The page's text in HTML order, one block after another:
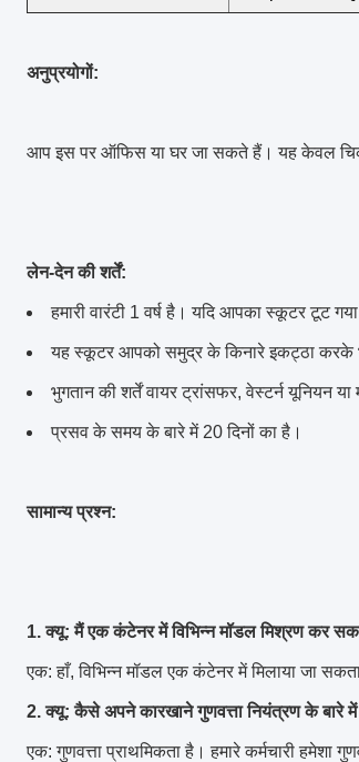
अनुप्रयोगों:
आप इस पर ऑफिस या घर जा सकते हैं। यह केवल
लेन-देन की शर्तें:
हमारी वारंटी 1 वर्ष है। यदि आपका स्कूटर टूट
यह स्कूटर आपको समुद्र के किनारे इकट्ठा करके
भुगतान की शर्तें वायर ट्रांसफर, वेस्टर्न यूनियन या
प्रसव के समय के बारे में 20 दिनों का है।
सामान्य प्रश्न:
1. क्यू: मैं एक कंटेनर में विभिन्न मॉडल मिश्रण कर
एक: हाँ, विभिन्न मॉडल एक कंटेनर में मिलाया जा
2. क्यू: कैसे अपने कारखाने गुणवत्ता नियंत्रण के बारे में
एक: गुणवत्ता प्राथमिकता है। हमारे कर्मचारी हमेशा